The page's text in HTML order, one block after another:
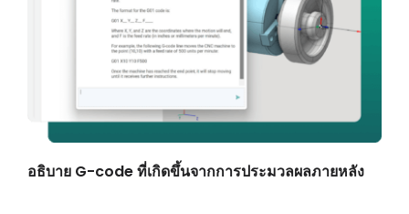
อธิบาย G-code ที่เกิดขึ้นจากการประมวลผลภายหลัง